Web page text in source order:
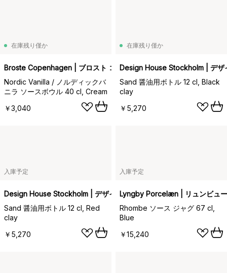
在庫残り僅か
Broste Copenhagen | ブロスト コペンハーゲン
Nordic Vanilla / ノルディックバ
ニラ ソースボウル 40 cl, Cream
￥3,040
在庫残り僅か
Design House Stockholm | デザ
Sand 醤油用ボトル 12 cl, Black
clay
￥5,270
入庫予定
Design House Stockholm | デザインハウス ストックホルム
Sand 醤油用ボトル 12 cl, Red
clay
￥5,270
入庫予定
Lyngby Porcelæn | リュンビュ
Rhombe ソース ジャグ 67 cl,
Blue
￥15,240